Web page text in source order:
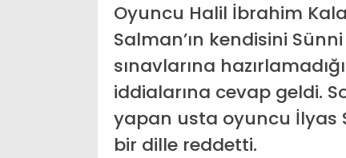
Oyuncu Halil İbrahim
Salman’ın kendisini
sınavlarına
iddialarına cevap geldi.
yapan usta oyuncu İlyas
bir dille reddetti.